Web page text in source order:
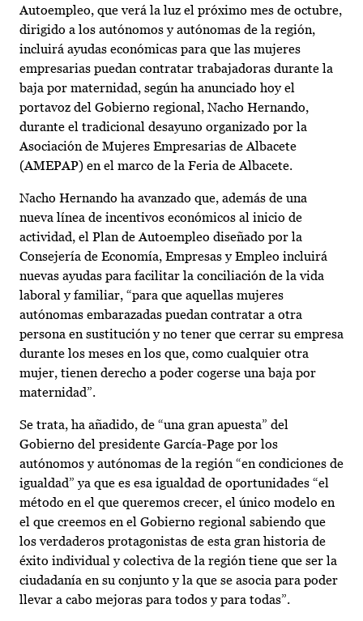
Autoempleo, que verá la luz el próximo mes de octubre,
dirigido a los autónomos y autónomas de la región,
incluirá ayudas económicas para que las mujeres
empresarias puedan contratar trabajadoras durante la
baja por maternidad, según ha anunciado hoy el
portavoz del Gobierno regional, Nacho Hernando,
durante el tradicional desayuno organizado por la
Asociación de Mujeres Empresarias de Albacete
(AMEPAP) en el marco de la Feria de Albacete.
Nacho Hernando ha avanzado que, además de una
nueva línea de incentivos económicos al inicio de
actividad, el Plan de Autoempleo diseñado por la
Consejería de Economía, Empresas y Empleo incluirá
nuevas ayudas para facilitar la conciliación de la vida
laboral y familiar, “para que aquellas mujeres
autónomas embarazadas puedan contratar a otra
persona en sustitución y no tener que cerrar su empresa
durante los meses en los que, como cualquier otra
mujer, tienen derecho a poder cogerse una baja por
maternidad”.
Se trata, ha añadido, de “una gran apuesta” del
Gobierno del presidente García-Page por los
autónomos y autónomas de la región “en condiciones de
igualdad” ya que es esa igualdad de oportunidades “el
método en el que queremos crecer, el único modelo en
el que creemos en el Gobierno regional sabiendo que
los verdaderos protagonistas de esta gran historia de
éxito individual y colectiva de la región tiene que ser la
ciudadanía en su conjunto y la que se asocia para poder
llevar a cabo mejoras para todos y para todas”.